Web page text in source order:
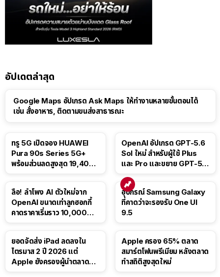
อัปเดตล่าสุด
Google Maps อัปเกรด Ask Maps ให้ทำงานหลายขั้นตอนได้
เช่น สั่งอาหาร, ติดตามขนส่งสาธารณะ
ทรู 5G เปิดจอง HUAWEI
Pura 90s Series 5G+
พร้อมส่วนลดสูงสุด 19,400
OpenAI อัปเกรด GPT-5.6
Sol ใหม่ สำหรับผู้ใช้ Plus
และ Pro และขยาย GPT-5.6
ลือ! ลำโพง AI ตัวใหม่จาก
OpenAI ขนาดเท่าลูกฮอกกี้
คาดราคาเริ่มราว 10,000
อุปกรณ์ Samsung Galaxy
ที่คาดว่าจะรองรับ One UI
9.5
ยอดจัดส่ง iPad ลดลงใน
ไตรมาส 2 ปี 2026 แต่
Apple ยังครองผู้นำตลาด
Apple ครอง 65% ตลาด
สมาร์ตโฟนพรีเมียม หลังตลาด
ทำสถิติสูงสุดใหม่